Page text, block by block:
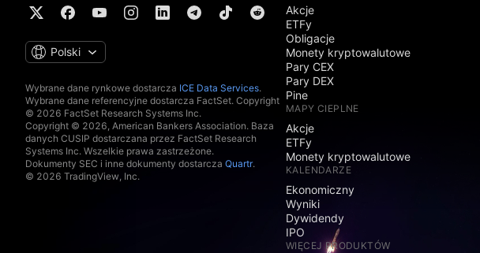
Polski
Wybrane dane rynkowe dostarcza ICE Data Services.
Wybrane dane referencyjne dostarcza FactSet. Copyright
© 2026 FactSet Research Systems Inc.
Copyright © 2026, American Bankers Association. Baza
danych CUSIP dostarczana przez FactSet Research
Systems Inc. Wszelkie prawa zastrzeżone.
Dokumenty SEC i inne dokumenty dostarcza Quartr.
© 2026 TradingView, Inc.
Akcje
ETFy
Obligacje
Monety kryptowalutowe
Pary CEX
Pary DEX
Pine
MAPY CIEPLNE
Akcje
ETFy
Monety kryptowalutowe
KALENDARZE
Ekonomiczny
Wyniki
Dywidendy
IPO
WIĘCEJ PRODUKTÓW